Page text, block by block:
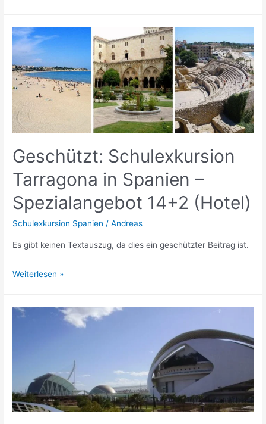
Spezialangebot
Geschützt: Schulexkursion
Tarragona in Spanien –
Spezialangebot 14+2 (Hotel)
Schulexkursion Spanien /Andreas
Es gibt keinen Textauszug, da dies ein geschützter Beitrag ist.
Geschützt:
(Hotel)
Weiterlesen »